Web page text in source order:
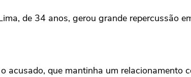
de 34 anos, gerou grande repercussão
acusado, que mantinha um